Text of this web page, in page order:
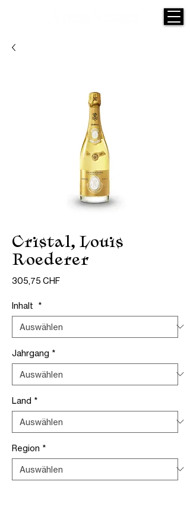
Cristal, Louis
Roederer
305,75 CHFPreis
Inhalt *
Jahrgang *
Land *
Region *